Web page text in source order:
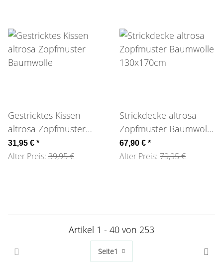
Gestricktes Kissen
altrosa Zopfmuster
Baumwolle
31,95 € *
Alter Preis: 39,95 €
Strickdecke altrosa
Zopfmuster Baumwolle
130x170cm
67,90 € *
Alter Preis: 79,95 €
Artikel 1 - 40 von 253
Seite1